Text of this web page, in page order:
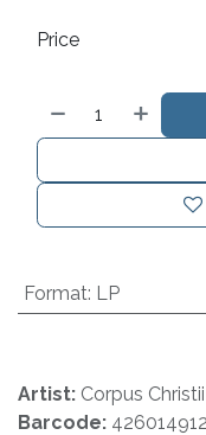
Price
Format: LP
Artist: Corpus Christii
Barcode: